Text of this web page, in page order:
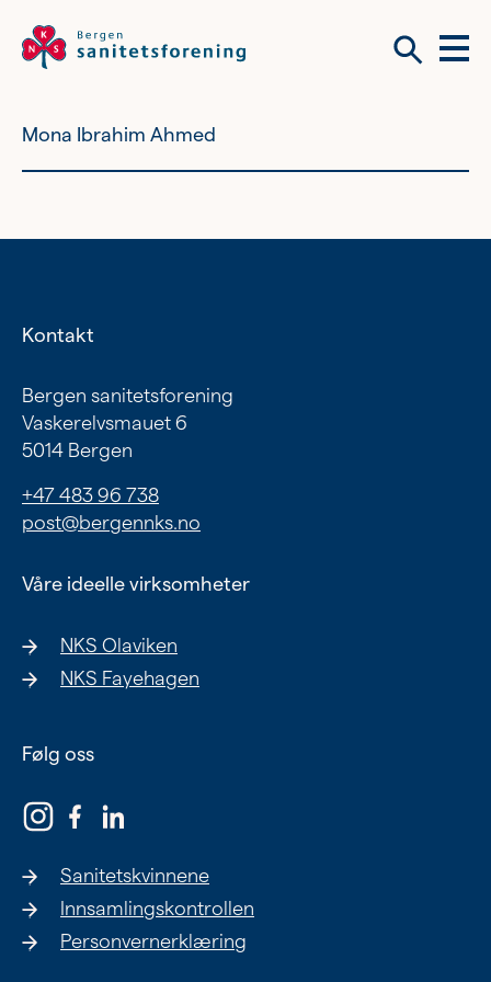
Meny
Vil du bli frivillig?
Nyhetsbrev
Om tilbudene våre
Kvinnehelse
Ung
Om oss
Siste nytt
Mona Ibrahim Ahmed
Kontakt
Bergen sanitetsforening
Vaskerelvsmauet 6
5014 Bergen
+47 483 96 738
post@bergennks.no
Våre ideelle virksomheter
NKS Olaviken
NKS Fayehagen
Følg oss
Sanitetskvinnene
Innsamlingskontrollen
Personvernerklæring